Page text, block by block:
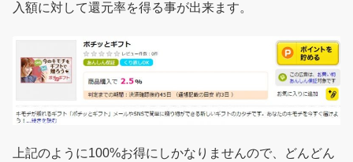
入額に対して還元率を得る事が出来ます。
上記のように100%お得にしかなりませんので、どんどん